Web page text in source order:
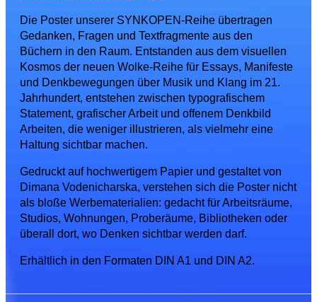
Die Poster unserer SYNKOPEN-Reihe übertragen
Gedanken, Fragen und Textfragmente aus den
Büchern in den Raum. Entstanden aus dem visuellen
Kosmos der neuen Wolke-Reihe für Essays, Manifeste
und Denkbewegungen über Musik und Klang im 21.
Jahrhundert, entstehen zwischen typografischem
Statement, grafischer Arbeit und offenem Denkbild
Arbeiten, die weniger illustrieren, als vielmehr eine
Haltung sichtbar machen.
Gedruckt auf hochwertigem Papier und gestaltet von
Dimana Vodenicharska, verstehen sich die Poster nicht
als bloße Werbematerialien: gedacht für Arbeitsräume,
Studios, Wohnungen, Proberäume, Bibliotheken oder
überall dort, wo Denken sichtbar werden darf.
Erhältlich in den Formaten DIN A1 und DIN A2.